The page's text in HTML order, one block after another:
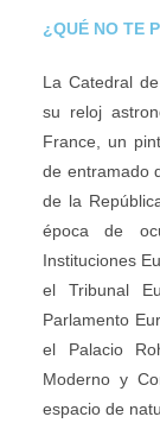
¿QUÉ NO TE
La Catedral
su reloj
France, un
de entramado
de la
época de
Instituciones
el Tribunal
Parlamento
el Palacio
Moderno y
espacio de